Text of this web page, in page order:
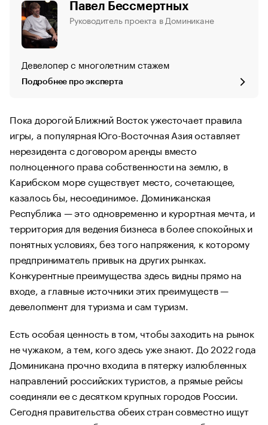
Павел Бессмертных
Руководитель проекта в Доминикане
Девелопер с многолетним стажем
Подробнее про эксперта
Пока дорогой Ближний Восток ужесточает правила
игры, а популярная Юго-Восточная Азия оставляет
нерезидента с договором аренды вместо
полноценного права собственности на землю, в
Карибском море существует место, сочетающее,
казалось бы, несоединимое. Доминиканская
Республика — это одновременно и курортная мечта, и
территория для ведения бизнеса в более спокойных и
понятных условиях, без того напряжения, к которому
предприниматель привык на других рынках.
Конкурентные преимущества здесь видны прямо на
входе, а главные источники этих преимуществ —
девелопмент для туризма и сам туризм.
Есть особая ценность в том, чтобы заходить на рынок
не чужаком, а тем, кого здесь уже знают. До 2022 года
Доминикана прочно входила в пятерку излюбленных
направлений российских туристов, а прямые рейсы
соединяли ее с десятком крупных городов России.
Сегодня правительства обеих стран совместно ищут